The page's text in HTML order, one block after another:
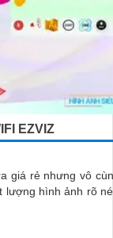
EZVIZ
giá rẻ nhưng vô